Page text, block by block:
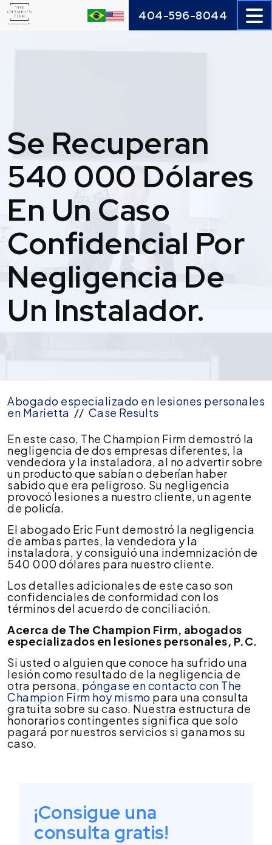
Skip
to
404-596-8044
Se Recuperan
540 000 Dólares
En Un Caso
Confidencial Por
Negligencia De
Un Instalador.
Abogado especializado en lesiones personales
en Marietta // Case Results
Se
recuperan
540
000
dólares
en
un
caso
confidencial
por
negligencia
de
instalador.
En este caso, The Champion Firm demostró la
negligencia de dos empresas diferentes, la
vendedora y la instaladora, al no advertir sobre
un producto que sabían o deberían haber
sabido que era peligroso. Su negligencia
provocó lesiones a nuestro cliente, un agente
de policía.
El abogado Eric Funt demostró la negligencia
de ambas partes, la vendedora y la
instaladora, y consiguió una indemnización de
540 000 dólares para nuestro cliente.
Los detalles adicionales de este caso son
confidenciales de conformidad con los
términos del acuerdo de conciliación.
Acerca de The Champion Firm, abogados
especializados en lesiones personales, P.C.
Si usted o alguien que conoce ha sufrido una
lesión como resultado de la negligencia de
otra persona, póngase en contacto con The
Champion Firm hoy mismo para una consulta
gratuita sobre su caso. Nuestra estructura de
honorarios contingentes significa que solo
pagará por nuestros servicios si ganamos su
caso.
¡Consigue una
consulta gratis!